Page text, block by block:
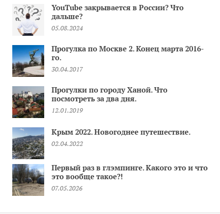
YouTube закрывается в России? Что
дальше?
05.08.2024
Прогулка по Москве 2. Конец марта 2016-
го.
30.04.2017
Прогулки по городу Ханой. Что
посмотреть за два дня.
12.01.2019
Крым 2022. Новогоднее путешествие.
02.04.2022
Первый раз в глэмпинге. Какого это и что
это вообще такое?!
07.05.2026